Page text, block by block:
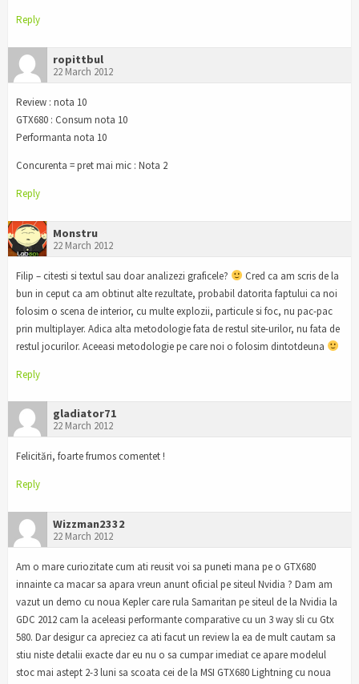
Reply
ropittbul
22 March 2012
Review : nota 10
GTX680 : Consum nota 10
Performanta nota 10
Concurenta = pret mai mic : Nota 2
Reply
Monstru
22 March 2012
Filip – citesti si textul sau doar analizezi graficele?
Cred ca am scris de la
bun in ceput ca am obtinut alte rezultate, probabil datorita faptului ca noi
folosim o scena de interior, cu multe explozii, particule si foc, nu pac-pac
prin multiplayer. Adica alta metodologie fata de restul site-urilor, nu fata de
restul jocurilor. Aceeasi metodologie pe care noi o folosim dintotdeuna
Reply
gladiator71
22 March 2012
Felicitări, foarte frumos comentet !
Reply
Wizzman2332
22 March 2012
Am o mare curiozitate cum ati reusit voi sa puneti mana pe o GTX680
innainte ca macar sa apara vreun anunt oficial pe siteul Nvidia ? Dam am
vazut un demo cu noua Kepler care rula Samaritan pe siteul de la Nvidia la
GDC 2012 cam la aceleasi performante comparative cu un 3 way sli cu Gtx
580. Dar desigur ca apreciez ca ati facut un review la ea de mult cautam sa
stiu niste detalii exacte dar eu nu o sa cumpar imediat ce apare modelul
stoc mai astept 2-3 luni sa scoata cei de la MSI GTX680 Lightning cu noua